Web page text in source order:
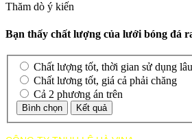
Thăm dò ý kiến
Bạn thấy chất lượng của lưới bóng đá
Chất lượng tốt, thời gian sử dụng lâu
Chất lương tốt, giá cả phải chăng
Cả 2 phương án trên